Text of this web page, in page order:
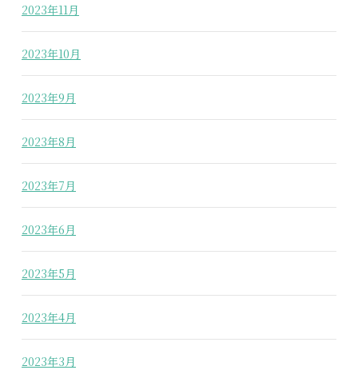
2023年11月
2023年10月
2023年9月
2023年8月
2023年7月
2023年6月
2023年5月
2023年4月
2023年3月